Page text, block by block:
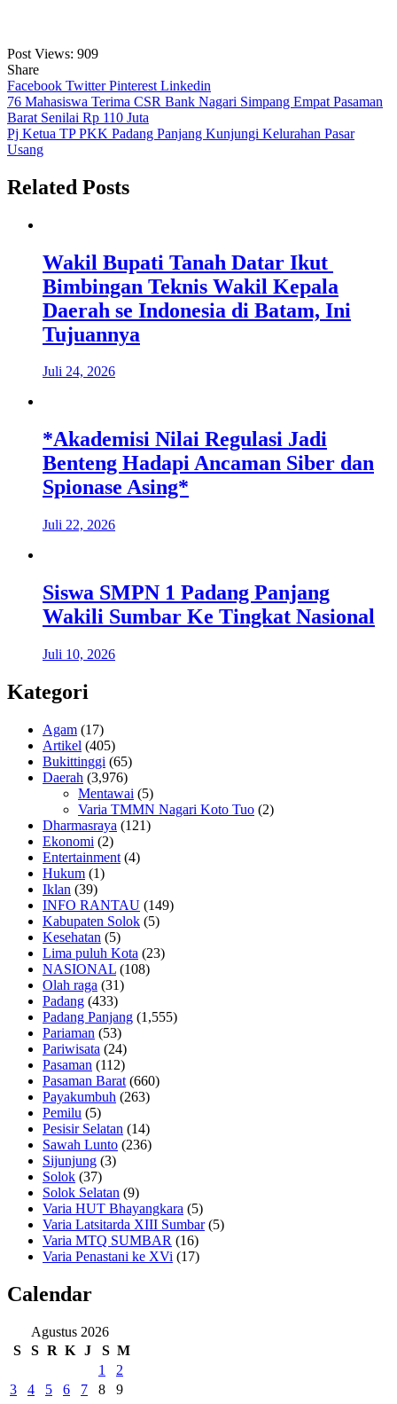
Post Views: 909
Share
Facebook TwitterPinterest Linkedin
Navigasi
pos
76 Mahasiswa Terima CSR Bank Nagari Simpang Empat Pasaman
Barat Senilai Rp 110 Juta
Pj Ketua TP PKK Padang Panjang Kunjungi Kelurahan Pasar
Usang
Related Posts
Wakil Bupati Tanah Datar Ikut
Bimbingan Teknis Wakil Kepala
Daerah se Indonesia di Batam, Ini
Tujuannya
Juli 24, 2026
*Akademisi Nilai Regulasi Jadi
Benteng Hadapi Ancaman Siber dan
Spionase Asing*
Juli 22, 2026
Siswa SMPN 1 Padang Panjang
Wakili Sumbar Ke Tingkat Nasional
Juli 10, 2026
Kategori
Agam (17)
Artikel (405)
Bukittinggi (65)
Daerah (3,976)
Mentawai (5)
Varia TMMN Nagari Koto Tuo (2)
Dharmasraya (121)
Ekonomi (2)
Entertainment (4)
Hukum (1)
Iklan (39)
INFO RANTAU (149)
Kabupaten Solok (5)
Kesehatan (5)
Lima puluh Kota (23)
NASIONAL (108)
Olah raga (31)
Padang (433)
Padang Panjang (1,555)
Pariaman (53)
Pariwisata (24)
Pasaman (112)
Pasaman Barat (660)
Payakumbuh (263)
Pemilu (5)
Pesisir Selatan (14)
Sawah Lunto (236)
Sijunjung (3)
Solok (37)
Solok Selatan (9)
Varia HUT Bhayangkara (5)
Varia Latsitarda XIII Sumbar(5)
Varia MTQ SUMBAR (16)
Varia Penastani ke XVi (17)
Calendar
Agustus 2026
S
S R K J S M
1
2
3
4 5 6 7 8
9